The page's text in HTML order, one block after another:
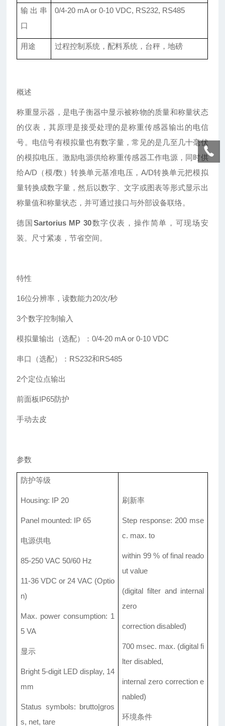
输出串
口
0/4-20 mA or 0-10 VDC, RS232, RS485
用途 过程控制系统 ，配料系统 ，台秤，地磅
概述
称重显示器，是电子衡器中显示被称物的质量和称量状态
的仪表，其原理是接受处理的是称重传感器输出的电信
号。电信号有模拟量也有数字量，常见的是几至几十毫伏
的模拟电压。激励电源供给称重传感器工作电源，同时供
给A/D（模/数）转换单元基准电压，A/D转换单元把模拟
量转换成数字量，然后以数字、文字或图表等形式显示出
称量值和称量状态，并可通过接口与外部设备联络。
德国Sartorius MP 30数字仪表，操作简单，可现场安
装。尺寸紧凑，节省空间。
特性
16位分辨率，读数能力20次/秒
3个数字控制输入
模拟量输出（选配）：0/4-20 mA or 0-10 VDC
串口（选配）： RS232和RS485
2个定位点输出
前面板IP65防护
手动去皮
参数
防护等级
Housing: IP 20
Panel mounted: IP 65
电源供电
85-250 VAC 50/60 Hz
11-36 VDC or 24 VAC (Optio
n)
Max. power consumption: 1
5 VA
显示
Bright 5-digit LED display, 14
mm
Status symbols: brutto|gros
s, net, tare
刷新率
Step response: 200 mse
c. max. to
within 99 % of final reado
ut value
(digital filter and internal
zero
correction disabled)
700 msec. max. (digital fi
lter disabled,
internal zero correction e
nabled)
环境条件